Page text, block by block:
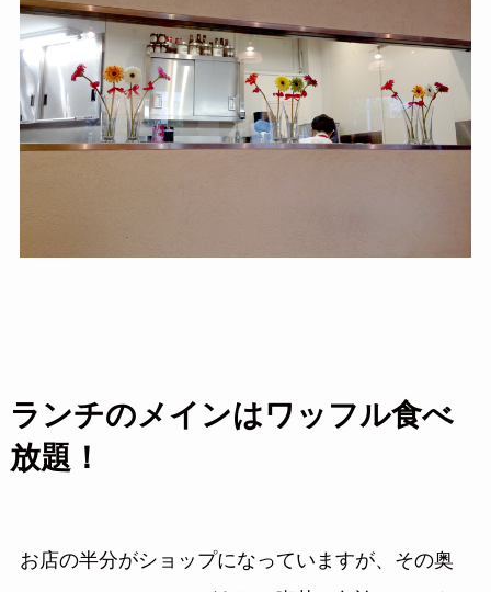
ランチのメインはワッフル食べ
放題！
お店の半分がショップになっていますが、その奥